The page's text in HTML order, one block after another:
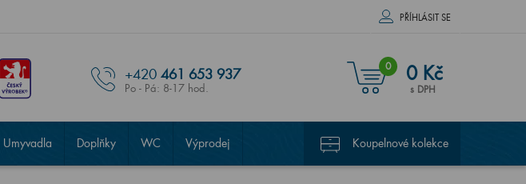
PŘÍHLÁSIT SE
+420 461 653 937
Po - Pá: 8-17 hod.
0 0 Kč
s DPH
Umyvadla Doplňky WC Výprodej Koupelnové kolekce